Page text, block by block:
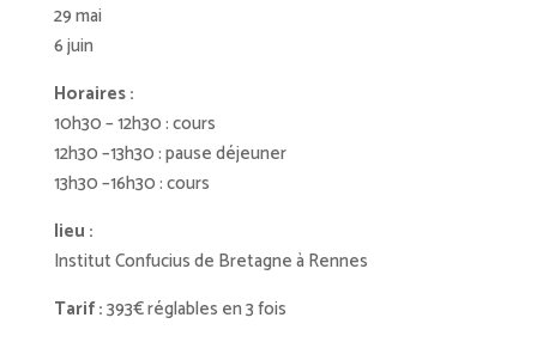
29 mai
6 juin
Horaires :
10h30 – 12h30 : cours
12h30 –13h30 : pause déjeuner
13h30 –16h30 : cours
lieu :
Institut Confucius de Bretagne à Rennes
Tarif :393€ réglables en 3 fois